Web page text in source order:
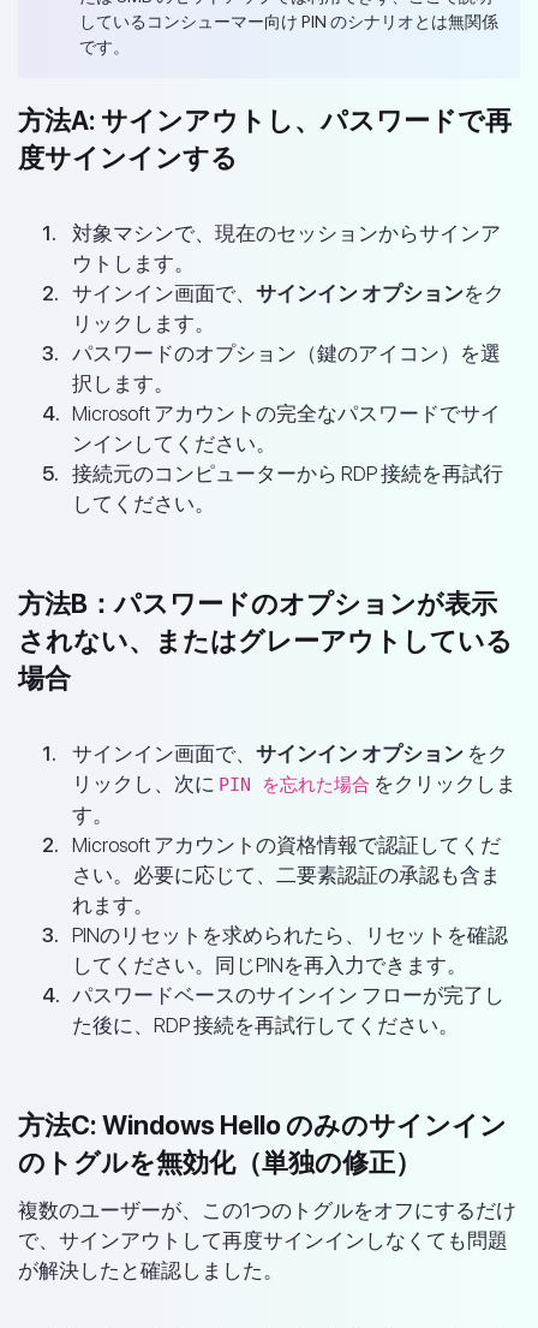
しているコンシューマー向け PIN のシナリオとは無関係
です。
方法A: サインアウトし、パスワードで再
度サインインする
対象マシンで、現在のセッションからサインア
ウトします。
サインイン画面で、 サインイン オプションをク
リックします。
パスワードのオプション（鍵のアイコン）を選
択します。
Microsoft アカウントの完全なパスワードでサイ
ンインしてください。
接続元のコンピューターから RDP 接続を再試行
してください。
方法B：パスワードのオプションが表示
されない、またはグレーアウトしている
場合
サインイン画面で、 サインイン オプション をク
リックし、次に PIN を忘れた場合 をクリックしま
す。
Microsoft アカウントの資格情報で認証してくだ
さい。必要に応じて、二要素認証の承認も含ま
れます。
PINのリセットを求められたら、リセットを確認
してください。同じPINを再入力できます。
パスワードベースのサインイン フローが完了し
た後に、RDP 接続を再試行してください。
方法C: Windows Hello のみのサインイン
のトグルを無効化（単独の修正）
複数のユーザーが、この1つのトグルをオフにするだけ
で、サインアウトして再度サインインしなくても問題
が解決したと確認しました。